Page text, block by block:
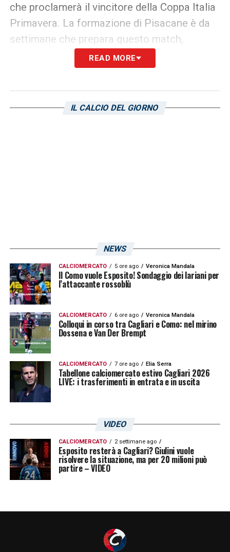
che proclamerà il vincitore della Coppa Italia
Primavera. La formazione di Pisacane è da
settimane che prepara questo match,
concentrazione al massimo contro un
avversario decisamente tosto! Attenzione
rossoneri potrebbe essere presente
READ MORE
IL CALCIO DEL GIORNO
NEWS
CALCIOMERCATO 5 ore ago Veronica Mandala
Il Como vuole Esposito! Sondaggio dei lariani per
l’attaccante rossoblù
CALCIOMERCATO 6 ore ago Veronica Mandala
Colloqui in corso tra Cagliari e Como: nel mirino
Dossena e Van Der Brempt
CALCIOMERCATO 7 ore ago Elia Serra
Tabellone calciomercato estivo Cagliari 2026
LIVE: i trasferimenti in entrata e in uscita
VIDEO
CALCIOMERCATO 2 settimane ago
Esposito resterà a Cagliari? Giulini vuole
risolvere la situazione, ma per 20 milioni può
partire – VIDEO